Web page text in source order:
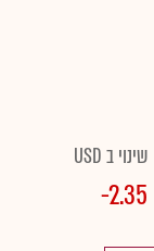
שינוי ב USD
-2.35